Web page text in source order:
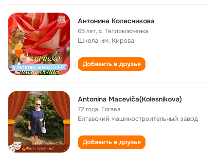
Антонина Колесникова
65 лет,с. Теплоключенка
Школа им. Кирова
Добавить в друзья
Antonina Maceviča(Kolesnikova)
72 года, Елгава
Елгавский машиностроительный завод
Добавить в друзья